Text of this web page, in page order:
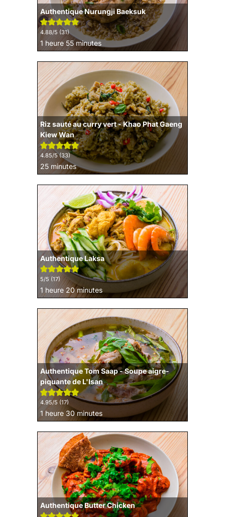
Authentique Nurungji Baeksuk
4.88/5 (31)
1 heure
heure 55minutes
minutes
Riz sauté au curry vert - Khao Phat Gaeng
Kiew Wan
4.85/5 (33)
25minutes
minutes
Authentique Laksa
5/5 (17)
1 heure
heure 20minutes
minutes
Authentique Tom Saap - Soupe aigre-
piquante de L'Isan
4.95/5 (17)
1 heure
heure 30minutes
minutes
Authentique Butter Chicken